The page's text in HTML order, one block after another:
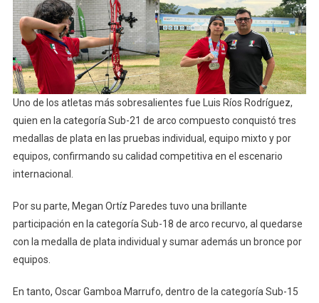
Uno de los atletas más sobresalientes fue Luis Ríos Rodríguez,
quien en la categoría Sub-21 de arco compuesto conquistó tres
medallas de plata en las pruebas individual, equipo mixto y por
equipos, confirmando su calidad competitiva en el escenario
internacional.
Por su parte, Megan Ortíz Paredes tuvo una brillante
participación en la categoría Sub-18 de arco recurvo, al quedarse
con la medalla de plata individual y sumar además un bronce por
equipos.
En tanto, Oscar Gamboa Marrufo, dentro de la categoría Sub-15